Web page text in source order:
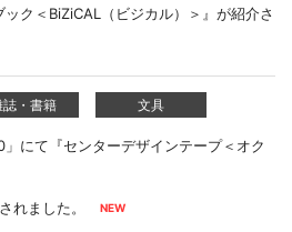
ック＜BiZiCAL（ビジカル）＞』が紹介さ
誌・書籍 文具
にて『センターデザインテープ＜オク
れました。